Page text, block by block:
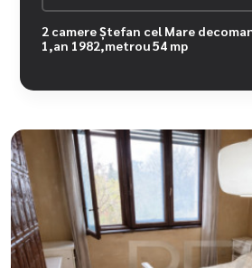
2 camere Ștefan cel Mare
1,an 1982,metrou 54 mp